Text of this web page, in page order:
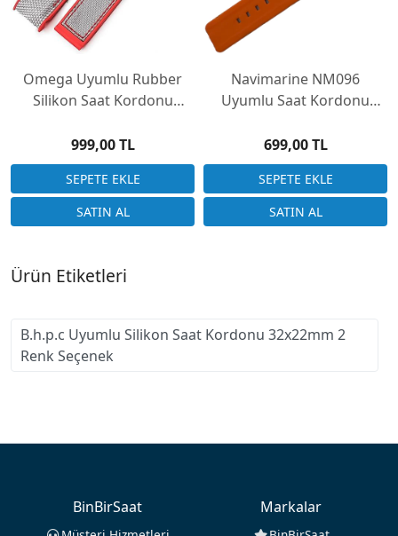
Omega Uyumlu Rubber
Silikon Saat Kordonu
999,00 TL
Navimarine NM096
Uyumlu Saat Kordonu
699,00 TL
Ürün Etiketleri
B.h.p.c Uyumlu Silikon Saat Kordonu 32x22mm 2
Renk Seçenek
BinBirSaat Markalar